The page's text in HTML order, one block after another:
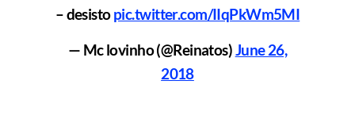
– desistopic.twitter.com/IIqPkWm5MI
— Mc lovinho (@Reinatos)June 26,
2018